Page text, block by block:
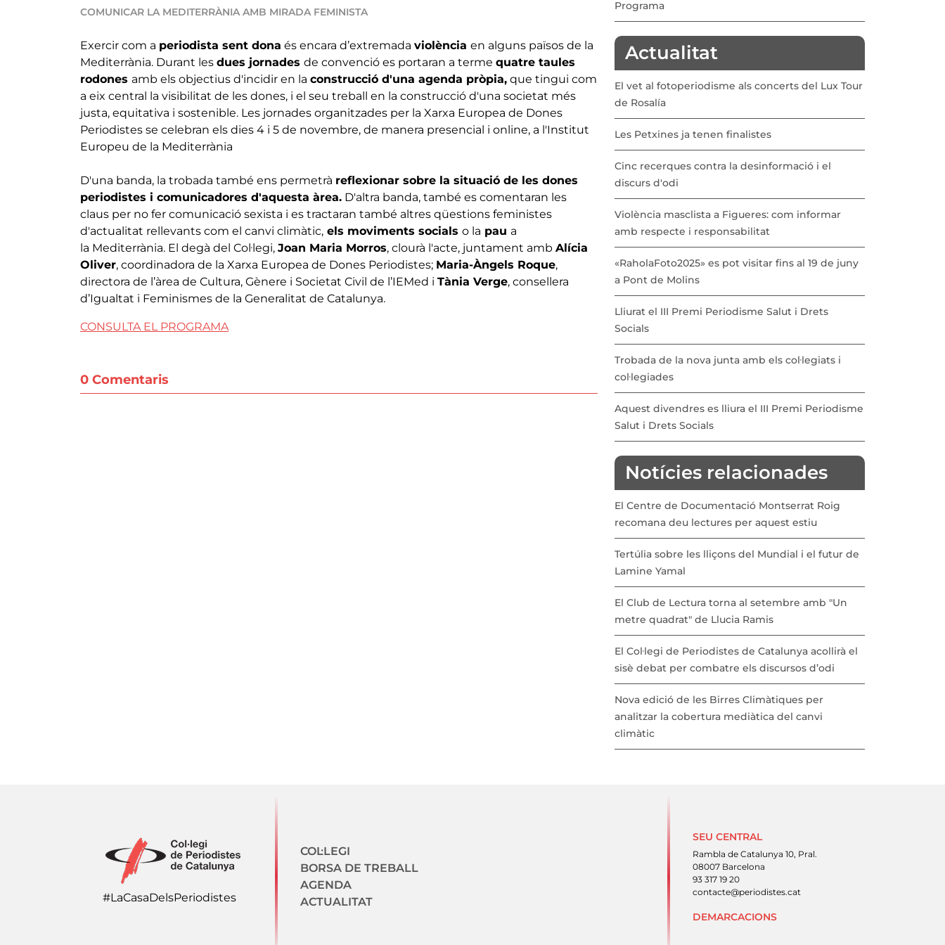
COMUNICAR LA MEDITERRÀNIA AMB MIRADA FEMINISTA
Exercir com a periodista sent dona és encara d’extremada violència en alguns països de la
Mediterrània. Durant les dues jornades de convenció es portaran a terme quatre taules
rodones amb els objectius d'incidir en la construcció d'una agenda pròpia, que tingui com
a eix central la visibilitat de les dones, i el seu treball en la construcció d'una societat més
justa, equitativa i sostenible. Les jornades organitzades per la Xarxa Europea de Dones
Periodistes se celebran els dies 4 i 5 de novembre, de manera presencial i online, a l'Institut
Europeu de la Mediterrània
D'una banda, la trobada també ens permetrà reflexionar sobre la situació de les dones
periodistes i comunicadores d'aquesta àrea. D'altra banda, també es comentaran les
claus per no fer comunicació sexista i es tractaran també altres qüestions feministes
d'actualitat rellevants com el canvi climàtic, els moviments socials o la pau a
la Mediterrània. El degà del Col·legi, Joan Maria Morros, clourà l'acte, juntament amb Alícia
Oliver, coordinadora de la Xarxa Europea de Dones Periodistes; Maria-Àngels Roque,
directora de l’àrea de Cultura, Gènere i Societat Civil de l’IEMed i Tània Verge, consellera
d’Igualtat i Feminismes de la Generalitat de Catalunya.
CONSULTA EL PROGRAMA
0 Comentaris
Programa
Actualitat
El vet al fotoperiodisme als concerts del Lux Tour
de Rosalía
Les Petxines ja tenen finalistes
Cinc recerques contra la desinformació i el
discurs d'odi
Violència masclista a Figueres: com informar
amb respecte i responsabilitat
«RaholaFoto2025» es pot visitar fins al 19 de juny
a Pont de Molins
Lliurat el III Premi Periodisme Salut i Drets
Socials
Trobada de la nova junta amb els col·legiats i
col·legiades
Aquest divendres es lliura el III Premi Periodisme
Salut i Drets Socials
Notícies relacionades
El Centre de Documentació Montserrat Roig
recomana deu lectures per aquest estiu
Tertúlia sobre les lliçons del Mundial i el futur de
Lamine Yamal
El Club de Lectura torna al setembre amb "Un
metre quadrat" de Llucia Ramis
El Col·legi de Periodistes de Catalunya acollirà el
sisè debat per combatre els discursos d’odi
Nova edició de les Birres Climàtiques per
analitzar la cobertura mediàtica del canvi
climàtic
#LaCasaDelsPeriodistes
Navegació secundaria
COL·LEGI
BORSA DE TREBALL
AGENDA
ACTUALITAT
SEU CENTRAL
Rambla de Catalunya 10, Pral.
08007 Barcelona
93 317 19 20
contacte@periodistes.cat
DEMARCACIONS